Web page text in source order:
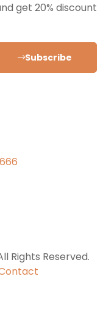
get 20% discount
Subscribe
Rights Reserved.